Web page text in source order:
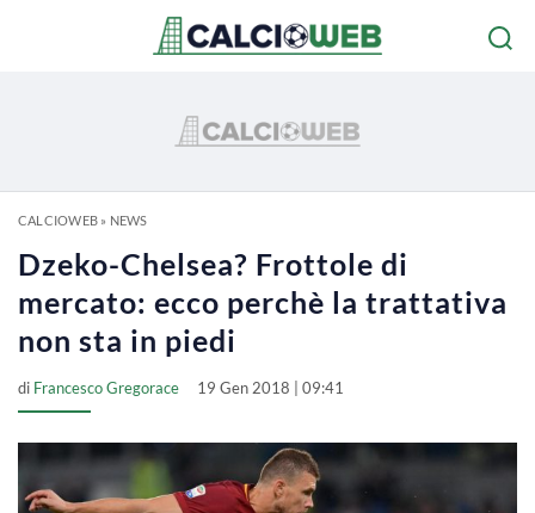
CALCIOWEB» NEWS
Dzeko-Chelsea? Frottole di
mercato: ecco perchè la trattativa
non sta in piedi
di Francesco Gregorace 19 Gen 2018 | 09:41